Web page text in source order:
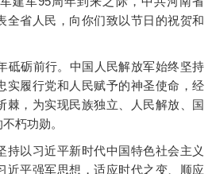
全省人民，向你们致以节日的祝贺和
砺前行。中国人民解放军始终坚持
实履行党和人民赋予的神圣使命，经
棘，为实现民族独立、人民解放、国
朽功勋。
以习近平新时代中国特色社会主义
近平强军思想，适应时代之变、顺应